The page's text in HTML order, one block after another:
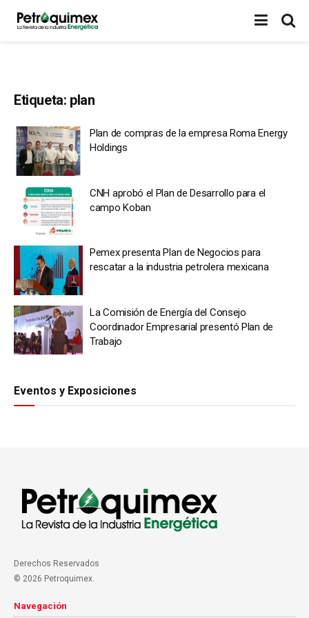
Etiqueta: plan
Plan de compras de la empresa Roma Energy
Holdings
CNH aprobó el Plan de Desarrollo para el
campo Koban
Pemex presenta Plan de Negocios para
rescatar a la industria petrolera mexicana
La Comisión de Energía del Consejo
Coordinador Empresarial presentó Plan de
Trabajo
Eventos y Exposiciones
Derechos Reservados
© 2026 Petroquimex.
Navegación